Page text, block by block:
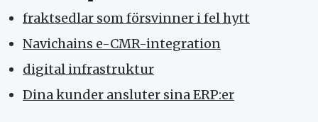
fraktsedlar som försvinner i fel hytt
Navichains e-CMR-integration
digital infrastruktur
Dina kunder ansluter sina ERP:er